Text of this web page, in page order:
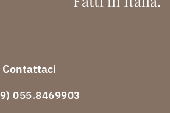
Contattaci
055.8469903